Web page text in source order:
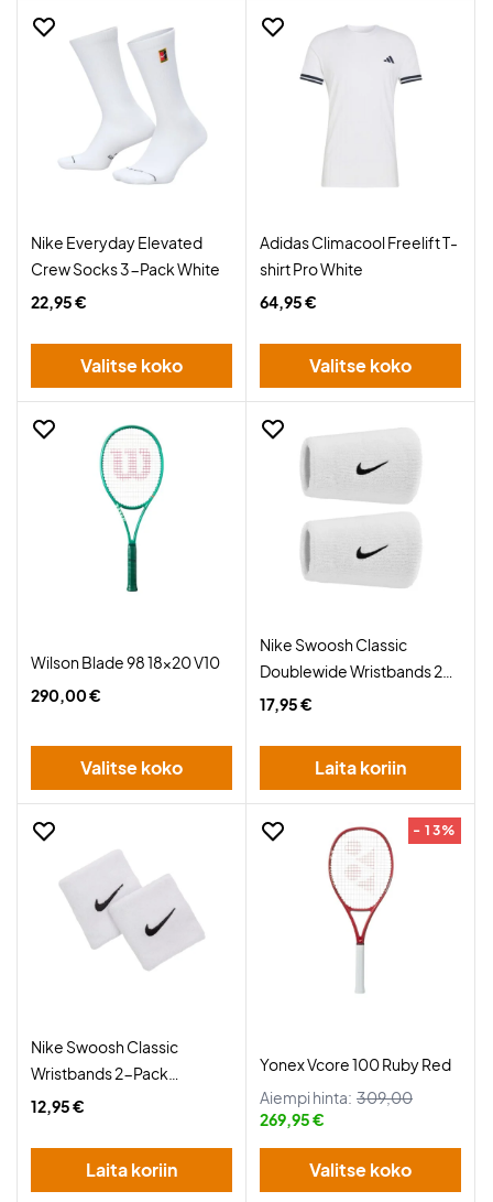
Nike Everyday Elevated
Crew Socks 3-Pack White
22,95 €
Valitse koko
Adidas Climacool Freelift T-
shirt Pro White
64,95 €
Valitse koko
Wilson Blade 98 18x20 V10
290,00 €
Valitse koko
Nike Swoosh Classic
Doublewide Wristbands 2-
Pack White/Black
17,95 €
Laita koriin
Nike Swoosh Classic
Wristbands 2-Pack
White/Black
12,95 €
Laita koriin
- 13%
Yonex Vcore 100 Ruby Red
Aiempi hinta: 309,00
269,95 €
Valitse koko